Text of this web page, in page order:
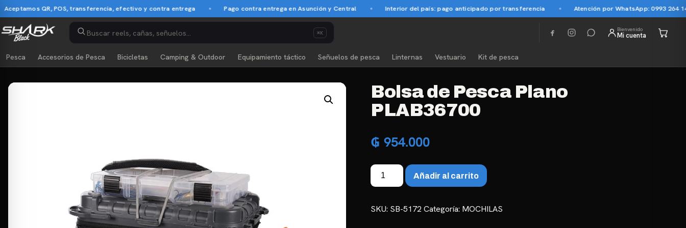
QR, POS, transferencia, efectivo y contra entrega Pago contra entrega en Asunción y Central Interior del país: pago anticipado por transferencia Atención por WhatsApp: 0993 264 145
⌘K Bienvenido
Mi cuenta
Pesca Accesorios de Pesca Bicicletas Camping & Outdoor Equipamiento táctico Señuelos de pesca Linternas Vestuario Kit de pesca
Bolsa de Pesca Plano
PLAB36700
₲ 954.000
Bolsa
de
Plano
Añadir al carrito
SKU: SB-5172 Categoría: MOCHILAS